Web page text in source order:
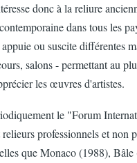
donc à la reliure
dans tous les
ou suscite différentes
salons - permettant au
les œuvres d'artistes.
le "Forum
professionnels et non
que Monaco (1988),